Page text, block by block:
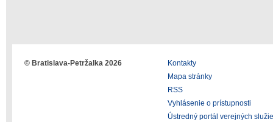
© Bratislava-Petržalka 2026
Kontakty
Mapa stránky
RSS
Vyhlásenie o prístupnosti
Ústredný portál verejných